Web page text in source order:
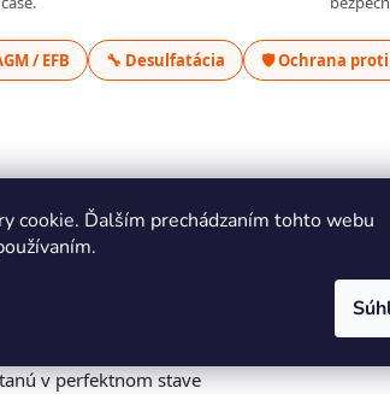
cookie. Ďalším prechádzaním tohto webu
/ EFB 🔧 Desulfatácia 🛡️ Ochrana
z prebíjania
opotrebovaných akumulátorov
v perfektnom stave